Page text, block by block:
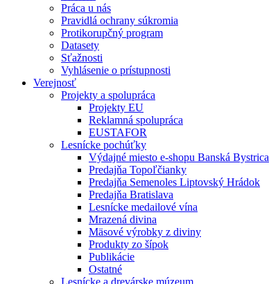
Práca u nás
Pravidlá ochrany súkromia
Protikorupčný program
Datasety
Sťažnosti
Vyhlásenie o prístupnosti
Verejnosť
Projekty a spolupráca
Projekty EU
Reklamná spolupráca
EUSTAFOR
Lesnícke pochúťky
Výdajné miesto e-shopu Banská Bystrica
Predajňa Topoľčianky
Predajňa Semenoles Liptovský Hrádok
Predajňa Bratislava
Lesnícke medailové vína
Mrazená divina
Mäsové výrobky z diviny
Produkty zo šípok
Publikácie
Ostatné
Lesnícke a drevárske múzeum